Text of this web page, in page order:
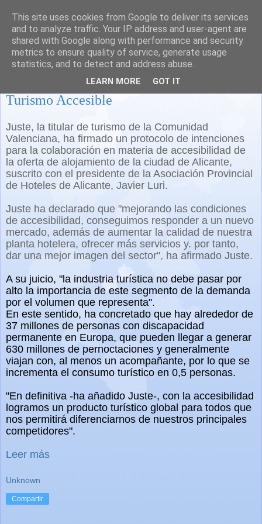
La Comunidad Valenciana apuesta por el
Turismo Accesible
Juste, la titular de turismo de la Comunidad
Valenciana, ha firmado un protocolo de intenciones
para la colaboración en materia de accesibilidad de
la oferta de alojamiento de la ciudad de Alicante,
suscrito con el presidente de la Asociación Provincial
de Hoteles de Alicante, Javier Luri.
Juste ha declarado que "mejorando las condiciones
de accesibilidad, conseguimos responder a un nuevo
mercado, además de aumentar la calidad de nuestra
planta hotelera, ofrecer más servicios y. por tanto,
dar una mejor imagen del sector", ha afirmado Juste.
A su juicio, "la industria turística no debe pasar por
alto la importancia de este segmento de la demanda
por el volumen que representa".
En este sentido, ha concretado que hay alrededor de
37 millones de personas con discapacidad
permanente en Europa, que pueden llegar a generar
630 millones de pernoctaciones y generalmente
viajan con, al menos un acompañante, por lo que se
incrementa el consumo turístico en 0,5 personas.
"En definitiva -ha añadido Juste-, con la accesibilidad
logramos un producto turístico global para todos que
nos permitirá diferenciarnos de nuestros principales
competidores".
Leer más
Unknown
Compartir
This site uses cookies from Google to deliver its services
and to analyze traffic. Your IP address and user-agent are
shared with Google along with performance and security
metrics to ensure quality of service, generate usage
statistics, and to detect and address abuse.
LEARN MORE GOT IT